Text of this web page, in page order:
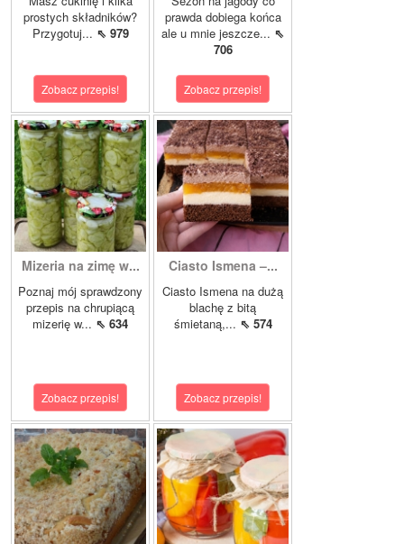
prostych składników?
Przygotuj... ⇖ 979
Zobacz przepis!
prawda dobiega końca
ale u mnie jeszcze... ⇖
706
Zobacz przepis!
Mizeria na zimę w...
Poznaj mój sprawdzony
przepis na chrupiącą
mizerię w... ⇖ 634
Zobacz przepis!
Ciasto Ismena –...
Ciasto Ismena na dużą
blachę z bitą
śmietaną,... ⇖ 574
Zobacz przepis!